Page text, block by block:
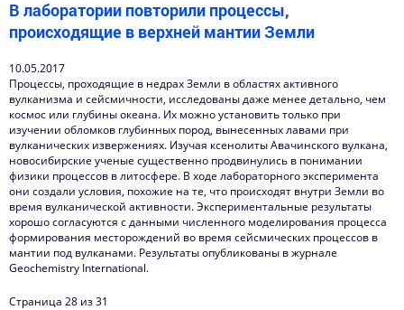
В лаборатории повторили процессы,
происходящие в верхней мантии Земли
10.05.2017
Процессы, проходящие в недрах Земли в областях активного
вулканизма и сейсмичности, исследованы даже менее детально, чем
космос или глубины океана. Их можно установить только при
изучении обломков глубинных пород, вынесенных лавами при
вулканических извержениях. Изучая ксенолиты Авачинского вулкана,
новосибирские ученые существенно продвинулись в понимании
физики процессов в литосфере. В ходе лабораторного эксперимента
они создали условия, похожие на те, что происходят внутри Земли во
время вулканической активности. Экспериментальные результаты
хорошо согласуются с данными численного моделирования процесса
формирования месторождений во время сейсмических процессов в
мантии под вулканами. Результаты опубликованы в журнале
Geochemistry International.
Страница 28 из 31